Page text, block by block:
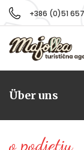
+386 (0)51
Über uns
o podjetju